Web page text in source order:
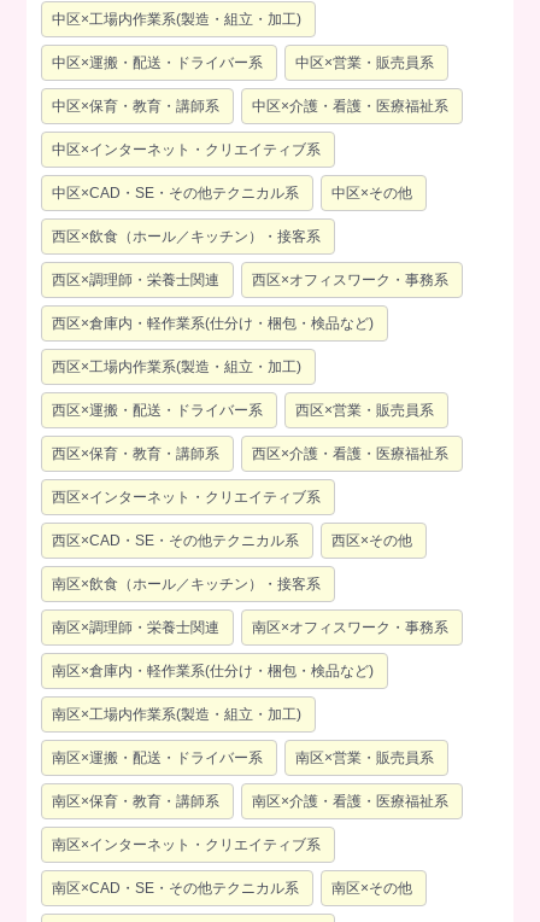
中区×工場内作業系(製造・組立・加工)
中区×運搬・配送・ドライバー系 中区×営業・販売員系
中区×保育・教育・講師系 中区×介護・看護・医療福祉系
中区×インターネット・クリエイティブ系
中区×CAD・SE・その他テクニカル系 中区×その他
西区×飲食（ホール／キッチン）・接客系
西区×調理師・栄養士関連 西区×オフィスワーク・事務系
西区×倉庫内・軽作業系(仕分け・梱包・検品など)
西区×工場内作業系(製造・組立・加工)
西区×運搬・配送・ドライバー系 西区×営業・販売員系
西区×保育・教育・講師系 西区×介護・看護・医療福祉系
西区×インターネット・クリエイティブ系
西区×CAD・SE・その他テクニカル系 西区×その他
南区×飲食（ホール／キッチン）・接客系
南区×調理師・栄養士関連 南区×オフィスワーク・事務系
南区×倉庫内・軽作業系(仕分け・梱包・検品など)
南区×工場内作業系(製造・組立・加工)
南区×運搬・配送・ドライバー系 南区×営業・販売員系
南区×保育・教育・講師系 南区×介護・看護・医療福祉系
南区×インターネット・クリエイティブ系
南区×CAD・SE・その他テクニカル系 南区×その他